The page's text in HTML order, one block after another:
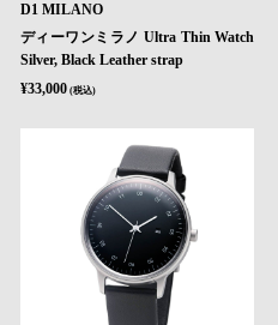
D1 MILANO
ディーワンミラノ Ultra Thin Watch
Silver, Black Leather strap
¥33,000 (税込)